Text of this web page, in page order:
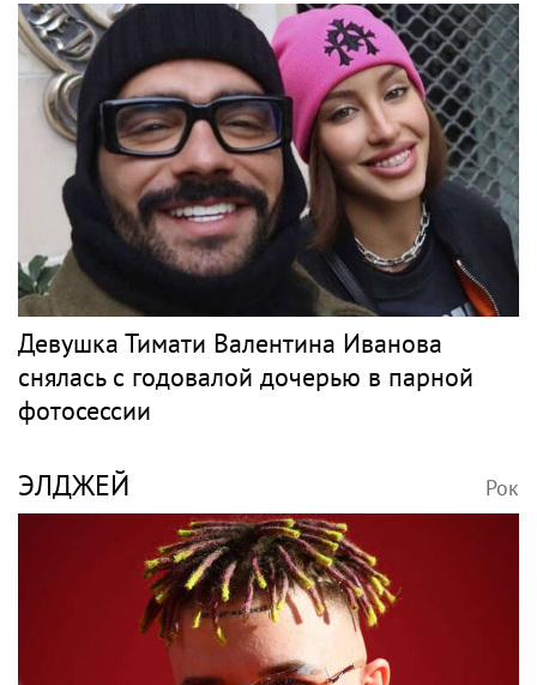
Девушка Тимати Валентина Иванова
снялась с годовалой дочерью в парной
фотосессии
ЭЛДЖЕЙ Рок